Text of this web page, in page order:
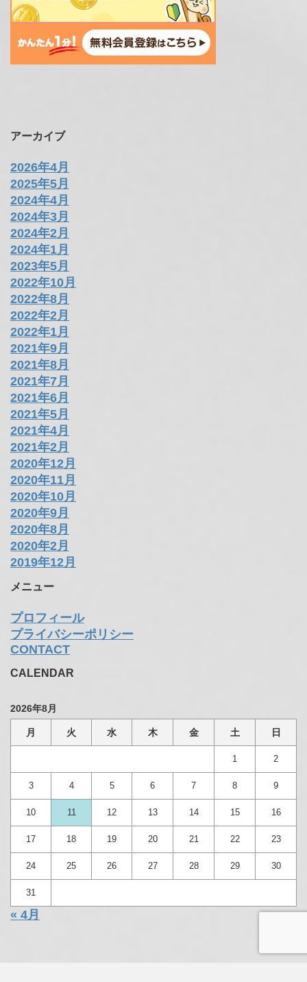
アーカイブ
2026年4月
2025年5月
2024年4月
2024年3月
2024年2月
2024年1月
2023年5月
2022年10月
2022年8月
2022年2月
2022年1月
2021年9月
2021年8月
2021年7月
2021年6月
2021年5月
2021年4月
2021年2月
2020年12月
2020年11月
2020年10月
2020年9月
2020年8月
2020年2月
2019年12月
メニュー
プロフィール
プライバシーポリシー
CONTACT
CALENDAR
2026年8月
月 火 水 木 金 土 日
1 2
3 4 5 6 7 8 9
10 11 12 13 14 15 16
17 18 19 20 21 22 23
24 25 26 27 28 29 30
31
« 4月